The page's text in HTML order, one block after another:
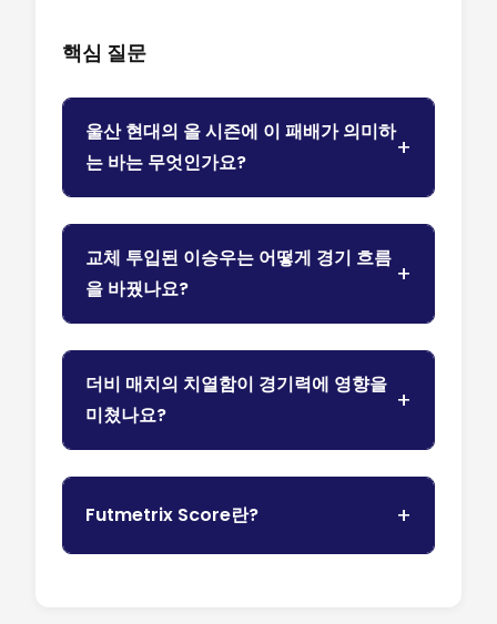
핵심 질문
울산 현대의 올 시즌에 이 패배가 의미하
는 바는 무엇인가요?
교체 투입된 이승우는 어떻게 경기 흐름
을 바꿨나요?
더비 매치의 치열함이 경기력에 영향을
미쳤나요?
Futmetrix Score란?